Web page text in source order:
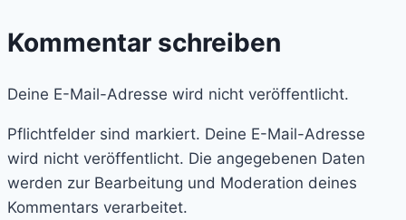
Kommentar schreiben
Deine E-Mail-Adresse wird nicht veröffentlicht.
Pflichtfelder sind markiert. Deine E-Mail-Adresse
wird nicht veröffentlicht. Die angegebenen Daten
werden zur Bearbeitung und Moderation deines
Kommentars verarbeitet.